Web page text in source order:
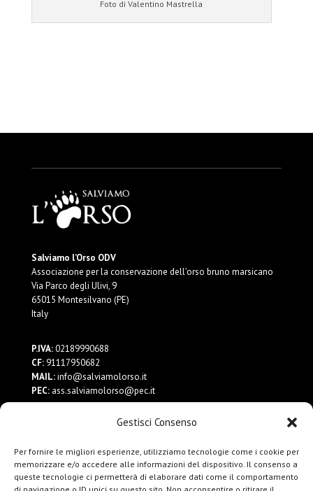
Gestisci Consenso
Per fornire le migliori esperienze, utilizziamo tecnologie come i cookie per
memorizzare e/o accedere alle informazioni del dispositivo. Il consenso a
queste tecnologie ci permetterà di elaborare dati come il comportamento
Foto di Valentino Mastrella
Salviamo l’Orso ODV
Associazione per la conservazione dell’orso bruno marsicano
Via Parco degli Ulivi, 9
65015 Montesilvano (PE)
Italy
P.IVA:02189990688
CF:91117950682
MAIL:info@salviamolorso.it
PEC:ass.salviamolorso@pec.it
Privacy Policy